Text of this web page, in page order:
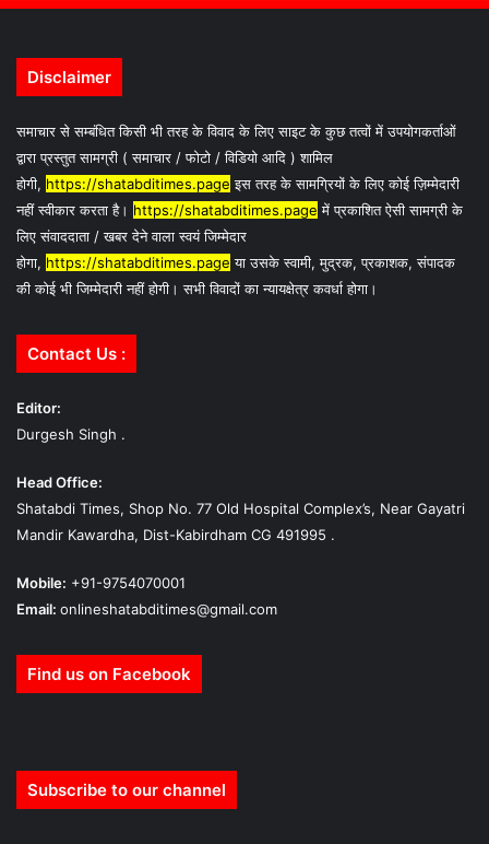
Disclaimer
समाचार से सम्बंधित किसी भी तरह के विवाद के लिए साइट के कुछ तत्वों में उपयोगकर्ताओं
द्वारा प्रस्तुत सामग्री ( समाचार / फोटो / विडियो आदि ) शामिल
होगी, https://shatabditimes.page इस तरह के सामग्रियों के लिए कोई ज़िम्मेदारी
नहीं स्वीकार करता है। https://shatabditimes.page में प्रकाशित ऐसी सामग्री के
लिए संवाददाता / खबर देने वाला स्वयं जिम्मेदार
होगा, https://shatabditimes.page या उसके स्वामी, मुद्रक, प्रकाशक, संपादक
की कोई भी जिम्मेदारी नहीं होगी। सभी विवादों का न्यायक्षेत्र कवर्धा होगा।
Contact Us :
Editor:
Durgesh Singh .
Head Office:
Shatabdi Times, Shop No. 77 Old Hospital Complex’s, Near Gayatri
Mandir Kawardha, Dist-Kabirdham CG 491995 .
Mobile: +91-9754070001
Email: onlineshatabditimes@gmail.com
Find us on Facebook
Subscribe to our channel